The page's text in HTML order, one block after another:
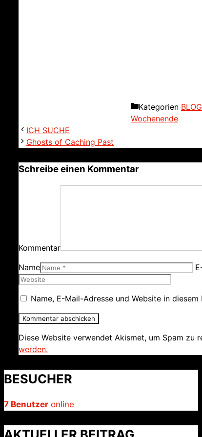
Kategorien
Wochenende
ICH SUCHE
Ghosts of Caching Past
Schreibe einen Kommentar
Kommentar
Name
Name, E-Mail-Adresse und Website in
Diese Website verwendet Akismet, um Spam zu
werden.
BESUCHER
7 Benutzer online